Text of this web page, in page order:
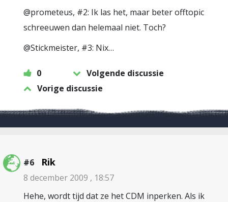
@prometeus, #2: Ik las het, maar beter offtopic
schreeuwen dan helemaal niet. Toch?
@Stickmeister, #3: Nix…
0
Volgende discussie
Vorige discussie
#6 Rik
8 december 2009 , 18:57
Hehe, wordt tijd dat ze het CDM inperken. Als ik